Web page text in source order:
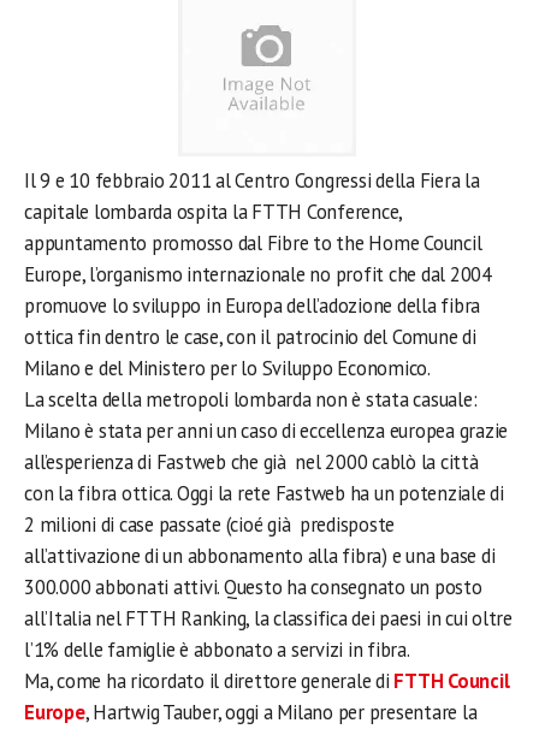
Il 9 e 10 febbraio 2011 al Centro Congressi della Fiera la
capitale lombarda ospita la FTTH Conference,
appuntamento promosso dal Fibre to the Home Council
Europe, l’organismo internazionale no profit che dal 2004
promuove lo sviluppo in Europa dell’adozione della fibra
ottica fin dentro le case, con il patrocinio del Comune di
Milano e del Ministero per lo Sviluppo Economico.
La scelta della metropoli lombarda non è stata casuale:
Milano è stata per anni un caso di eccellenza europea grazie
all’esperienza di Fastweb che già nel 2000 cablò la città
con la fibra ottica. Oggi la rete Fastweb ha un potenziale di
2 milioni di case passate (cioé già predisposte
all’attivazione di un abbonamento alla fibra) e una base di
300.000 abbonati attivi. Questo ha consegnato un posto
all’Italia nel FTTH Ranking, la classifica dei paesi in cui oltre
l’1% delle famiglie è abbonato a servizi in fibra.
Ma, come ha ricordato il direttore generale di FTTH Council
Europe, Hartwig Tauber, oggi a Milano per presentare la